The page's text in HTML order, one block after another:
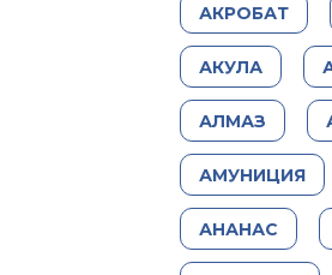
АКРОБАТ
АКУЛА
АЛМАЗ
АМУНИЦИЯ
АНАНАС